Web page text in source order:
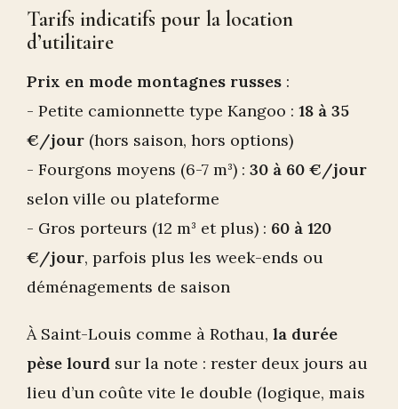
Tarifs indicatifs pour la location
d’utilitaire
Prix en mode montagnes russes :
- Petite camionnette type Kangoo : 18 à 35
€/jour (hors saison, hors options)
- Fourgons moyens (6-7 m³) : 30 à 60 €/jour
selon ville ou plateforme
- Gros porteurs (12 m³ et plus) : 60 à 120
€/jour, parfois plus les week-ends ou
déménagements de saison
À Saint-Louis comme à Rothau, la durée
pèse lourd sur la note : rester deux jours au
lieu d’un coûte vite le double (logique, mais